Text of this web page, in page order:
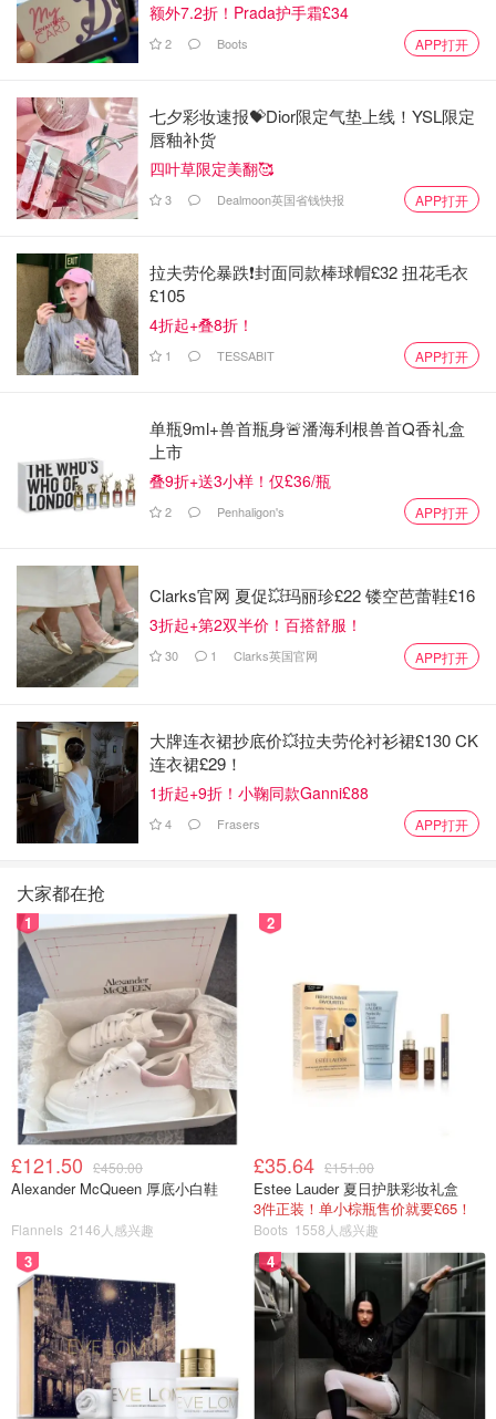
额外7.2折！Prada护手霜£34
2 Boots APP打开
七夕彩妆速报💝Dior限定气垫上线！YSL限定
唇釉补货
四叶草限定美翻🥰
3 Dealmoon英国省钱快报 APP打开
拉夫劳伦暴跌❗️封面同款棒球帽£32 扭花毛衣
£105
4折起+叠8折！
1 TESSABIT APP打开
单瓶9ml+兽首瓶身🚨潘海利根兽首Q香礼盒
上市
叠9折+送3小样！仅£36/瓶
2 Penhaligon's APP打开
Clarks官网 夏促💥玛丽珍£22 镂空芭蕾鞋£16
3折起+第2双半价！百搭舒服！
30 1 Clarks英国官网 APP打开
大牌连衣裙抄底价💥拉夫劳伦衬衫裙£130 CK
连衣裙£29！
1折起+9折！小鞠同款Ganni£88
4 Frasers APP打开
大家都在抢
1
£121.50 £450.00
Alexander McQueen 厚底小白鞋
Flannels 2146人感兴趣
2
£35.64 £151.00
Estee Lauder 夏日护肤彩妆礼盒
3件正装！单小棕瓶售价就要£65！
Boots 1558人感兴趣
3 4